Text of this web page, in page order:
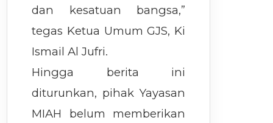
dan kesatuan bangsa,”
tegas Ketua Umum GJS, Ki
Ismail Al Jufri.
Hingga berita ini
diturunkan, pihak Yayasan
MIAH belum memberikan